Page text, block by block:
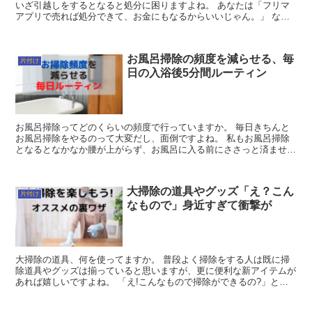
いざ引越しをするとなると処分に困りますよね。 あなたは「フリマ
アプリで売れば処分できて、お金にもなるからいいじゃん。」 なん
片付け
お風呂掃除の頻度を減らせる、毎
日の入浴後5分間ルーティン
お風呂掃除ってどのくらいの頻度で行っていますか。 毎日きちんと
お風呂掃除をやるのって大変だし、面倒ですよね。 私もお風呂掃除
となるとなかなか腰が上がらず、お風呂に入る前にささっと済ませる
片付け
大掃除の道具やグッズ「え？こん
なもので」身近すぎて衝撃が
大掃除の道具、何を使ってますか。 普段よく掃除をする人は既に掃
除道具やグッズは揃っていると思いますが、更に便利な新アイテムが
あれば嬉しいですよね。 「え!こんなもので掃除ができるの?」とい